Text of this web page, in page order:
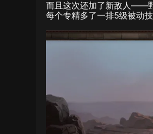
而且这次还加了新敌人——
每个专精多了一排5级被动